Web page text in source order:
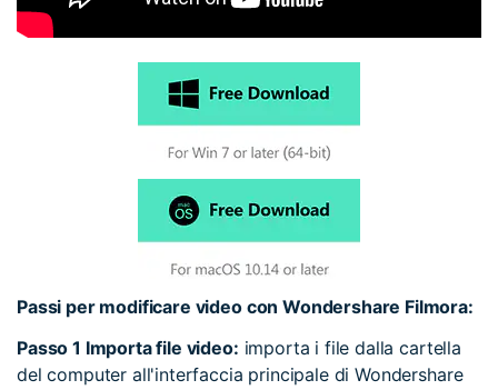
Passi per modificare video con Wondershare Filmora:
Passo 1 Importa file video: importa i file dalla cartella
del computer all'interfaccia principale di Wondershare